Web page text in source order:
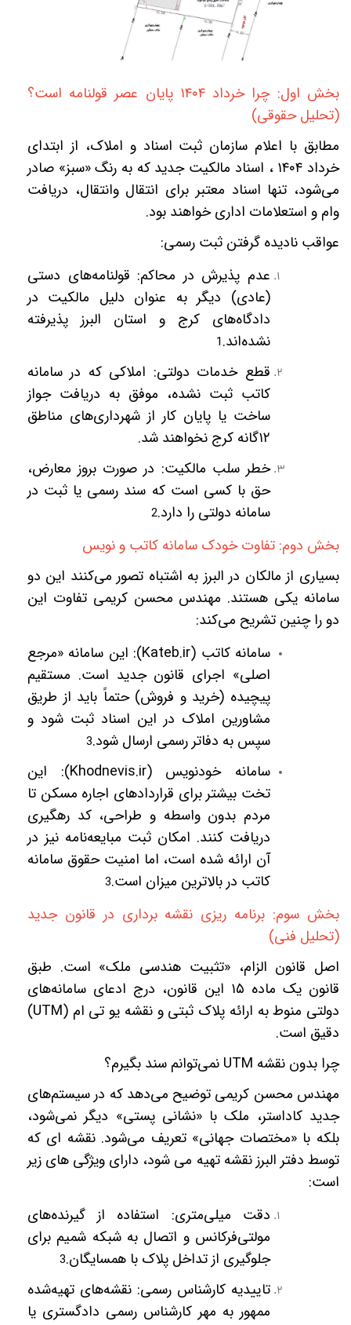
بخش اول: چرا خرداد ۱۴۰۴ پایان عصر قولنامه است؟
(تحلیل حقوقی)
مطابق با اعلام سازمان ثبت اسناد و املاک، از ابتدای
خرداد ۱۴۰۴ ، اسناد مالکیت جدید که به رنگ «سبز» صادر
می‌شود، تنها اسناد معتبر برای انتقال وانتقال، دریافت
وام و استعلامات اداری خواهند بود.
عواقب نادیده گرفتن ثبت رسمی:
عدم پذیرش در محاکم: قولنامه‌های دستی
(عادی) دیگر به عنوان دلیل مالکیت در
دادگاه‌های کرج و استان البرز پذیرفته
نشده‌اند.1
قطع خدمات دولتی: املاکی که در سامانه
کاتب ثبت نشده، موفق به دریافت جواز
ساخت یا پایان کار از شهرداری‌های مناطق
۱۲گانه کرج نخواهند شد.
خطر سلب مالکیت: در صورت بروز معارض،
حق با کسی است که سند رسمی یا ثبت در
سامانه دولتی را دارد.2
بخش دوم: تفاوت خودک سامانه کاتب و نویس
بسیاری از مالکان در البرز به اشتباه تصور می‌کنند این دو
سامانه یکی هستند. مهندس محسن کریمی تفاوت این
دو را چنین تشریح می‌کند:
سامانه کاتب (Kateb.ir): این سامانه «مرجع
اصلی» اجرای قانون جدید است. مستقیم
پیچیده (خرید و فروش) حتماً باید از طریق
مشاورین املاک در این اسناد ثبت شود و
سپس به دفاتر رسمی ارسال شود.3
سامانه خودنویس (Khodnevis.ir): این
تخت بیشتر برای قراردادهای اجاره مسکن تا
مردم بدون واسطه و طراحی، کد رهگیری
دریافت کنند. امکان ثبت مبایعه‌نامه نیز در
آن ارائه شده است، اما امنیت حقوق سامانه
کاتب در بالاترین میزان است.3
بخش سوم: برنامه ریزی نقشه برداری در قانون جدید
(تحلیل فنی)
اصل قانون الزام، «تثبیت هندسی ملک» است. طبق
قانون یک ماده ۱۵ این قانون، درج ادعای سامانه‌های
دولتی منوط به ارائه پلاک ثبتی و نقشه یو تی ام (UTM
)
دقیق است.
چرا بدون نقشه UTM نمی‌توانم سند بگیرم؟
مهندس محسن کریمی توضیح می‌دهد که در سیستم‌های
جدید کاداستر، ملک با «نشانی پستی» دیگر نمی‌شود،
بلکه با «مختصات جهانی» تعریف می‌شود. نقشه ای که
توسط دفتر البرز نقشه تهیه می شود، دارای ویژگی های زیر
است:
دقت میلی‌متری: استفاده از گیرنده‌های
مولتی‌فرکانس و اتصال به شبکه شمیم ​​برای
جلوگیری از تداخل پلاک با همسایگان.3
تاییدیه کارشناس رسمی: نقشه‌های تهیه‌شده
ممهور به مهر کارشناس رسمی دادگستری یا